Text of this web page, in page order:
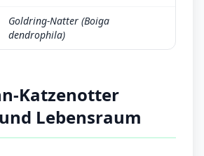
Goldring-Natter (Boiga
dendrophila)
Katzenotter
Lebensraum